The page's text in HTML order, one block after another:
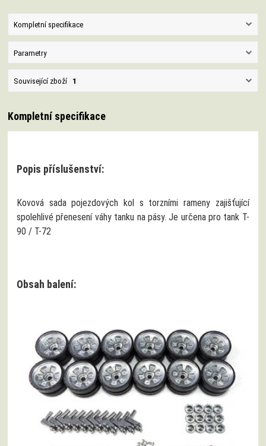
Kompletní specifikace
Parametry
Související zboží 1
Kompletní specifikace
Popis příslušenství:
Kovová sada pojezdových kol s torzními rameny zajišťující
spolehlivé přenesení váhy tanku na pásy. Je určena pro tank T-
90 / T-72
Obsah balení: